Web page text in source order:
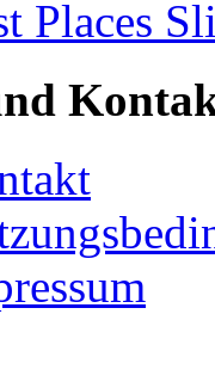
Places